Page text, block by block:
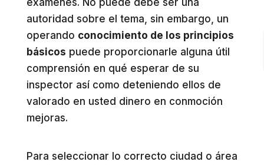
autoridad sobre el tema, sin embargo, un
operando conocimiento de los principios
básicos puede proporcionarle alguna útil
comprensión en qué esperar de su
inspector así como deteniendo ellos de
valorado en usted dinero en conmoción
mejoras.
Para seleccionar lo correcto ciudad o área